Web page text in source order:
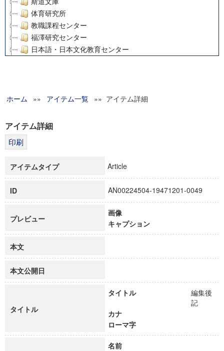
体育研究所
教職課程センター
福澤研究センター
日本語・日本文化教育センター
グローバルリサーチインスティテュート
科学研究費補助金研究成果報告書
博士課程教育リーディングプログラム「超成熟社会発展のサ
ホーム »» アイテム一覧 »» アイテム詳細
アイテム詳細
アイテムタイプ Article
ID AN00224504-19471201-0049
プレビュー
画像
キャプション
本文
本文公開日
タイトル
タイトル
編集後
記
カナ
ローマ字
名前